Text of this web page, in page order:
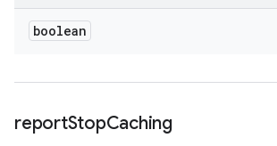
boolean
reportStopCaching